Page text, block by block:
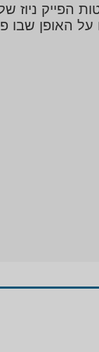
ניוז של
האופן שבו